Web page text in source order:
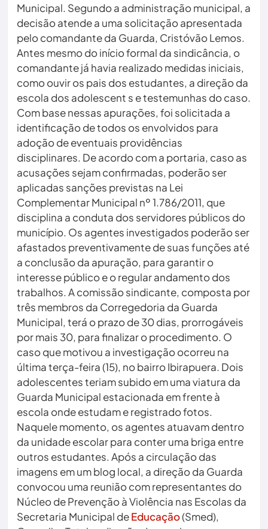
Municipal. Segundo a administração municipal, a
decisão atende a uma solicitação apresentada
pelo comandante da Guarda, Cristóvão Lemos.
Antes mesmo do início formal da sindicância, o
comandante já havia realizado medidas iniciais,
como ouvir os pais dos estudantes, a direção da
escola dos adolescent s e testemunhas do caso.
Com base nessas apurações, foi solicitada a
identificação de todos os envolvidos para
adoção de eventuais providências
disciplinares. De acordo com a portaria, caso as
acusações sejam confirmadas, poderão ser
aplicadas sanções previstas na Lei
Complementar Municipal nº 1.786/2011, que
disciplina a conduta dos servidores públicos do
município. Os agentes investigados poderão ser
afastados preventivamente de suas funções até
a conclusão da apuração, para garantir o
interesse público e o regular andamento dos
trabalhos. A comissão sindicante, composta por
três membros da Corregedoria da Guarda
Municipal, terá o prazo de 30 dias, prorrogáveis
por mais 30, para finalizar o procedimento. O
caso que motivou a investigação ocorreu na
última terça-feira (15), no bairro Ibirapuera. Dois
adolescentes teriam subido em uma viatura da
Guarda Municipal estacionada em frente à
escola onde estudam e registrado fotos.
Naquele momento, os agentes atuavam dentro
da unidade escolar para conter uma briga entre
outros estudantes. Após a circulação das
imagens em um blog local, a direção da Guarda
convocou uma reunião com representantes do
Núcleo de Prevenção à Violência nas Escolas da
Secretaria Municipal deEducação(Smed),